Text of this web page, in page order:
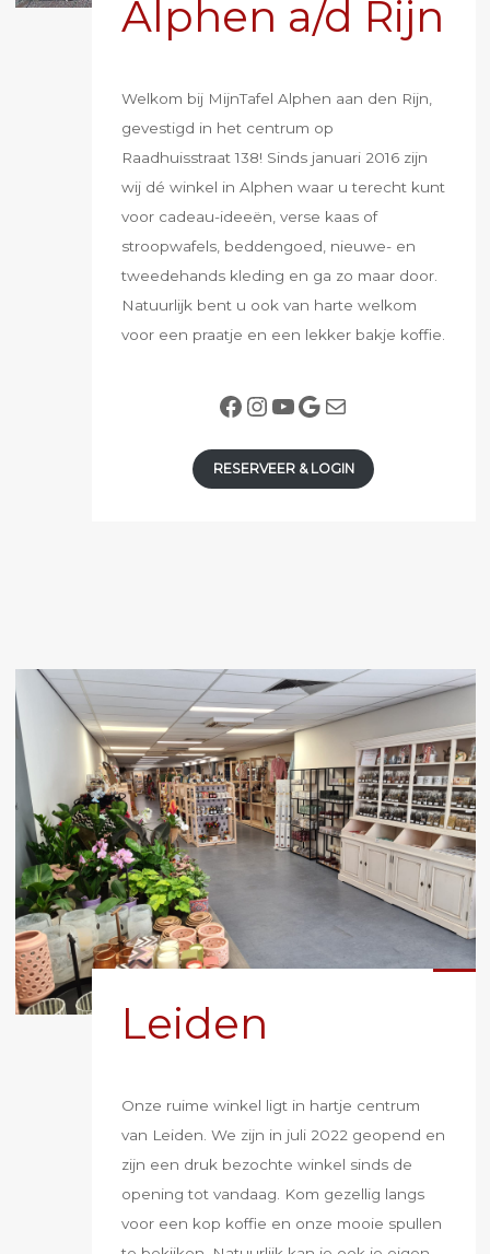
Alphen a/d Rijn
Welkom bij MijnTafel Alphen aan den Rijn,
gevestigd in het centrum op
Raadhuisstraat 138! Sinds januari 2016 zijn
wij dé winkel in Alphen waar u terecht kunt
voor cadeau-ideeën, verse kaas of
stroopwafels, beddengoed, nieuwe- en
tweedehands kleding en ga zo maar door.
Natuurlijk bent u ook van harte welkom
voor een praatje en een lekker bakje koffie.
Facebook
Instagram
YouTube
Google
E-mail
RESERVEER & LOGIN
Leiden
Onze ruime winkel ligt in hartje centrum
van Leiden. We zijn in juli 2022 geopend en
zijn een druk bezochte winkel sinds de
opening tot vandaag. Kom gezellig langs
voor een kop koffie en onze mooie spullen